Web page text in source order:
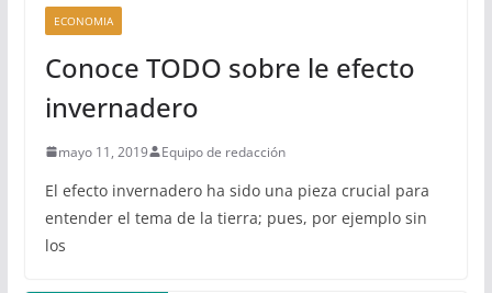
ECONOMIA
Conoce TODO sobre le efecto
invernadero
mayo 11, 2019 Equipo de redacción
El efecto invernadero ha sido una pieza crucial para
entender el tema de la tierra; pues, por ejemplo sin
los